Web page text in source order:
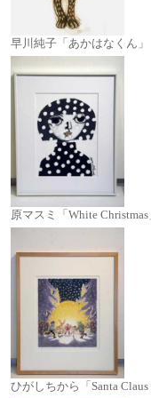
早川純子「あかはなくん」
原マスミ「White Christmas
ひがしちから「Santa